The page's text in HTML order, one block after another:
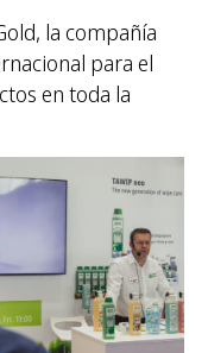
la compañía
para el
en toda la